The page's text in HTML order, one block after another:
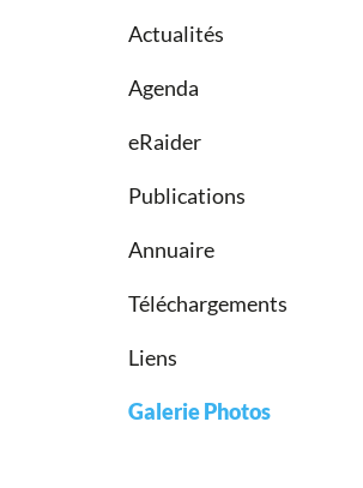
Actualités
Agenda
eRaider
Publications
Annuaire
Téléchargements
Liens
Galerie Photos